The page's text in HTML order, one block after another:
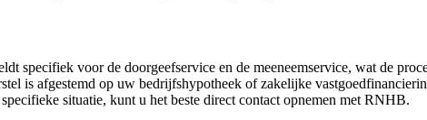
specifiek voor de doorgeefservice en de meeneemservice, wat de
is afgestemd op uw bedrijfshypotheek of zakelijke
situatie, kunt u het beste direct contact opnemen met RNHB.